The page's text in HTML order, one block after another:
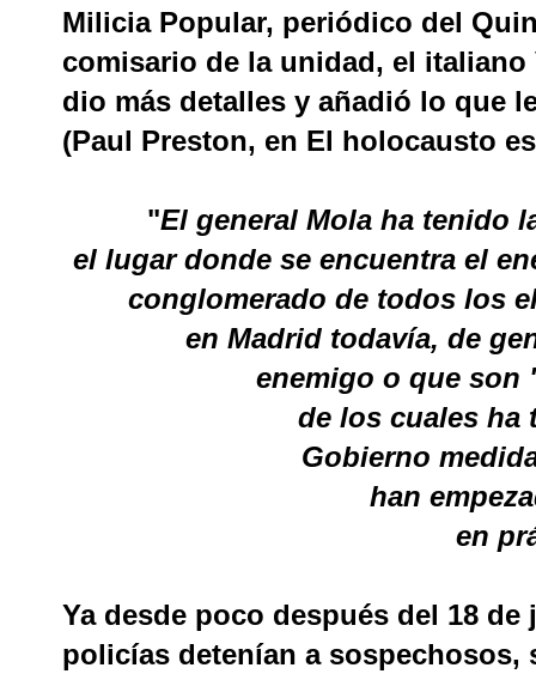
Milicia Popular, periódico del
comisario de la unidad, el
dio más detalles y añadió lo que
(Paul Preston, en El holocausto
"El general Mola ha tenido
el lugar donde se encuentra el
conglomerado de todos los
en Madrid todavía, de
enemigo o que son
de los cuales ha
Gobierno
han
en
Ya desde poco después del 18
policías detenían a sospechosos,